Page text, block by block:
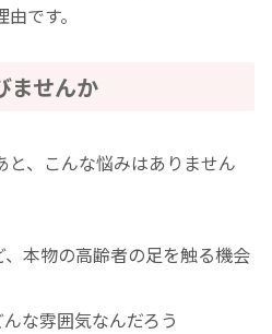
です。
ませんか
と、こんな悩みはありません
本物の高齢者の足を触る機会
な雰囲気なんだろう